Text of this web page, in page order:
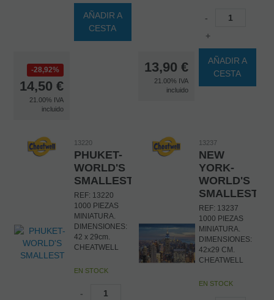
28,92%
14,50 €
21.00% IVA
incluido
AÑADIR A
CESTA
13,90 €
21.00% IVA
incluido
-
+
AÑADIR A
CESTA
13220
PHUKET-
WORLD'S
SMALLEST
REF: 13220
1000 PIEZAS
MINIATURA.
DIMENSIONES:
42 x 29cm.
CHEATWELL
EN STOCK
-
13237
NEW
YORK-
WORLD'S
SMALLEST
REF: 13237
1000 PIEZAS
MINIATURA.
DIMENSIONES:
42x29 CM.
CHEATWELL
EN STOCK